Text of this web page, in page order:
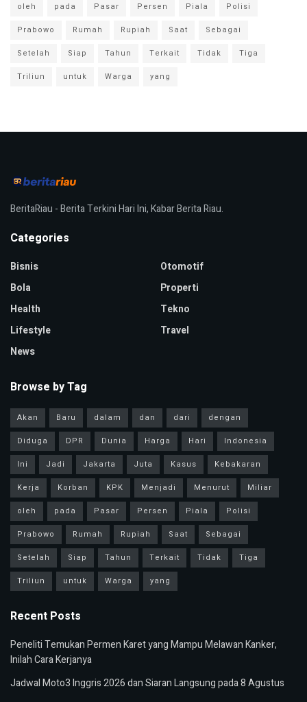
oleh
pada Pasar Persen Piala
Polisi
Prabowo
Rumah Rupiah Saat
Sebagai
Setelah
Siap Tahun Terkait Tidak
Tiga
Triliun
untuk Warga yang
BeritaRiau - Berita Terkini Hari Ini, Kabar Berita Riau.
Categories
Bisnis
Bola
Health
Lifestyle
News
Otomotif
Properti
Tekno
Travel
Browse by Tag
Akan Baru dalam dan dari
dengan
Diduga
DPR Dunia Harga Hari
Indonesia
Ini
Jadi Jakarta Juta Kasus
Kebakaran
Kerja
Korban KPK Menjadi Menurut
Miliar
oleh
pada Pasar Persen Piala
Polisi
Prabowo
Rumah Rupiah Saat
Sebagai
Setelah
Siap Tahun Terkait Tidak
Tiga
Triliun
untuk Warga yang
Recent Posts
Peneliti Temukan Permen Karet yang Mampu Melawan Kanker,
Inilah Cara Kerjanya
Jadwal Moto3 Inggris 2026 dan Siaran Langsung pada 8 Agustus